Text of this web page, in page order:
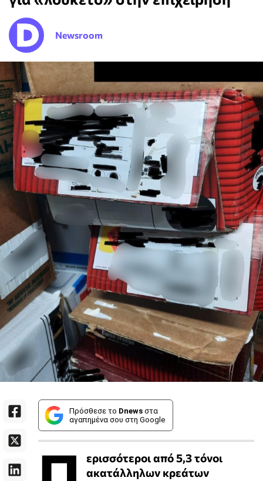
Newsroom
Πρόσθεσε το Dnews στα
αγαπημένα σου στη Google
ερισσότεροι από 5,3 τόνοι
ακατάλληλων κρεάτων